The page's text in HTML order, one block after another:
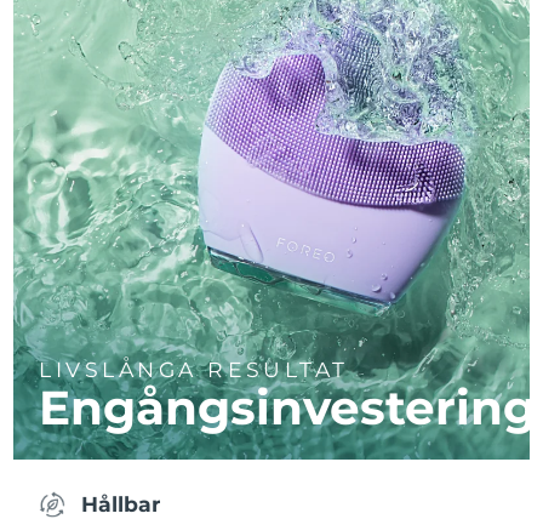
LIVSLÅNGA RESULTAT
Engångsinvestering
Hållbar